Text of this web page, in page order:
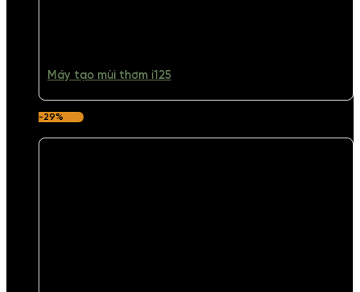
Máy tạo mùi thơm i125
-29%